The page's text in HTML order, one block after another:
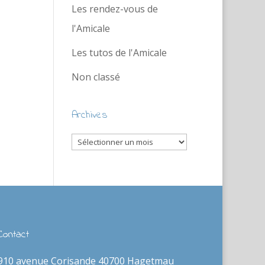
Les rendez-vous de
l'Amicale
Les tutos de l'Amicale
Non classé
Archives
Archives
avenue Corisande 40700 Hagetmau